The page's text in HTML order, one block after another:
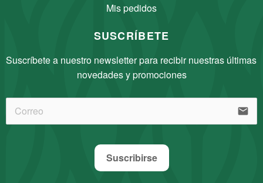
Mis pedidos
SUSCRÍBETE
Suscríbete a nuestro newsletter para recibir nuestras últimas
novedades y promociones
email
Suscribirse
Nuestro equipo está aquí para